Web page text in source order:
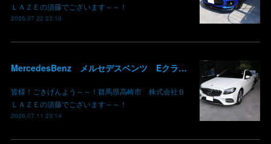
ＬＡＺＥの須藤でございます～～！
2026.07.22 23:10
MercedesBenz メルセデスベンツ Eクラス W213 パネル木目 エアコンルーバー アンビエントライト リアディフューザー 取り付け ブレーキキャリパー 鈑金 板金 塗装 群馬 高崎
皆様！ごきげんよう～～！群馬県高崎市 株式会社Ｂ
ＬＡＺＥの須藤でございます～～！
2026.07.11 23:14